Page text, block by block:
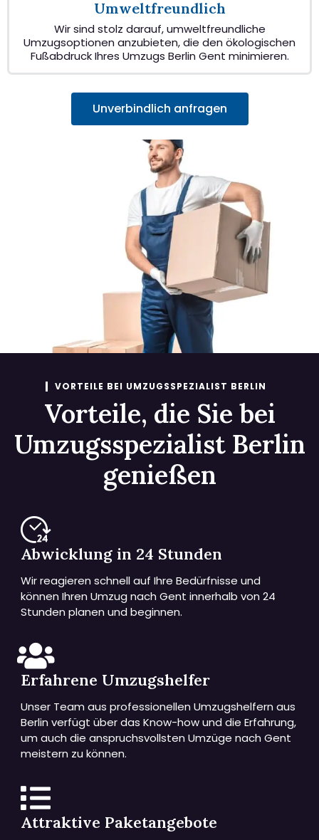
Umweltfreundlich
Wir sind stolz darauf, umweltfreundliche
Umzugsoptionen anzubieten, die den ökologischen
Fußabdruck Ihres Umzugs Berlin Gent minimieren.
Unverbindlich anfragen
VORTEILE BEI UMZUGSSPEZIALIST BERLIN
Vorteile, die Sie bei
Umzugsspezialist Berlin
genießen
Abwicklung in 24 Stunden
Wir reagieren schnell auf Ihre Bedürfnisse und
können Ihren Umzug nach Gent innerhalb von 24
Stunden planen und beginnen.
Erfahrene Umzugshelfer
Unser Team aus professionellen Umzugshelfern aus
Berlin verfügt über das Know-how und die Erfahrung,
um auch die anspruchsvollsten Umzüge nach Gent
meistern zu können.
Attraktive Paketangebote